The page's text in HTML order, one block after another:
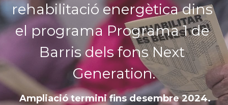
REVERTER
Notícies
Transparència
Missió i activitats
Òrgans de Govern
Contacte
[CAT]
rehabilitació energètica dins
el programa Programa 1 de
Barris dels fons Next
Generation.
Ampliació termini fins desembre 2024.